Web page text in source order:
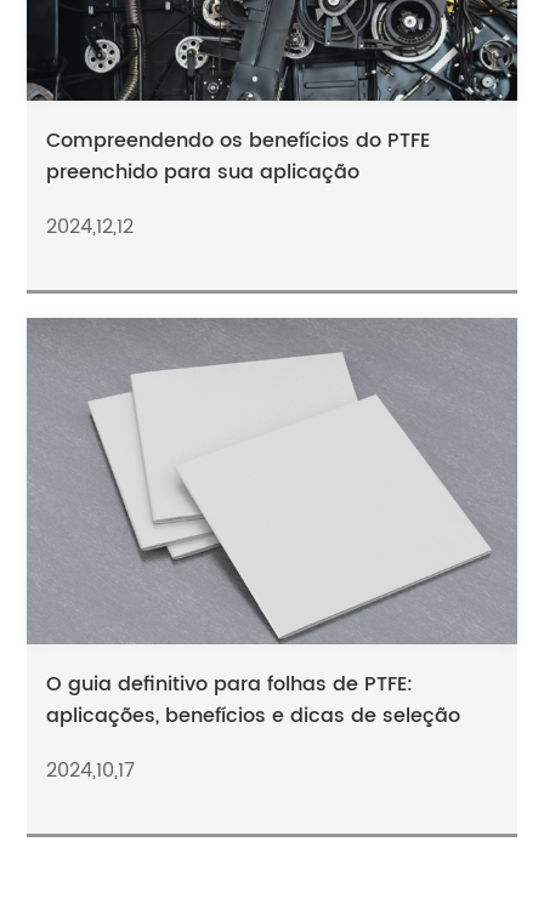
Compreendendo os benefícios do PTFE
preenchido para sua aplicação
2024,12,12
O guia definitivo para folhas de PTFE:
aplicações, benefícios e dicas de seleção
2024,10,17